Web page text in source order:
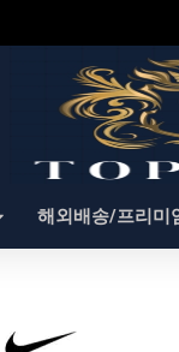
해외배송/프리미